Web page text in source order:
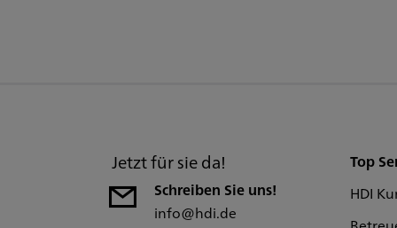
Jetzt für sie da!
Schreiben Sie uns!
info@hdi.de
Top
HDI